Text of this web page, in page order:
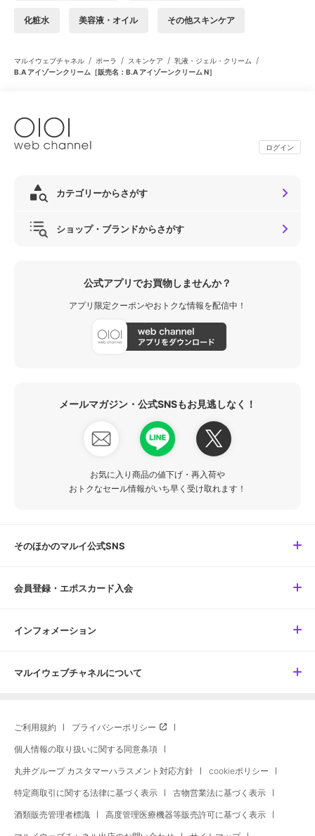
化粧水 美容液・オイル その他スキンケア
マルイウェブチャネル / ポーラ / スキンケア / 乳液・ジェル・クリーム /
B.A アイゾーンクリーム［販売名：B.A アイゾーンクリーム N］
ログイン
カテゴリーからさがす
ショップ・ブランドからさがす
公式アプリでお買物しませんか？
アプリ限定クーポンやおトクな情報を配信中！
メールマガジン・公式SNSもお見逃しなく！
お気に入り商品の値下げ・再入荷や
おトクなセール情報がいち早く受け取れます！
そのほかのマルイ公式SNS
会員登録・エポスカード入会
インフォメーション
マルイウェブチャネルについて
ご利用規約 プライバシーポリシー
個人情報の取り扱いに関する同意条項
丸井グループ カスタマーハラスメント対応方針 cookieポリシー
特定商取引に関する法律に基づく表示 古物営業法に基づく表示
酒類販売管理者標識 高度管理医療機器等販売許可に基づく表示